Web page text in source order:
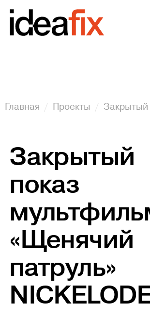
Закрытый
показ
«Щенячий
патруль»
Главная Проекты